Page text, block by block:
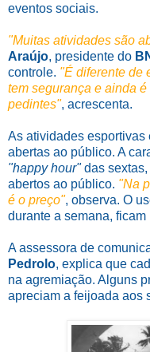
eventos sociais.
"Muitas atividades são
Araújo, presidente do
controle. "É diferente de
tem segurança e ainda
pedintes", acrescenta.
As atividades
abertas ao público. A
"happy hour"das sextas,
abertos ao público. "Na
é o preço", observa. O
durante a semana,
A assessora de
Pedrolo, explica que
na agremiação. Alguns
apreciam a feijoada aos